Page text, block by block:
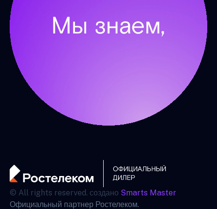
© All rights reserved. создано Smarts Master
Официальный партнер Ростелеком.